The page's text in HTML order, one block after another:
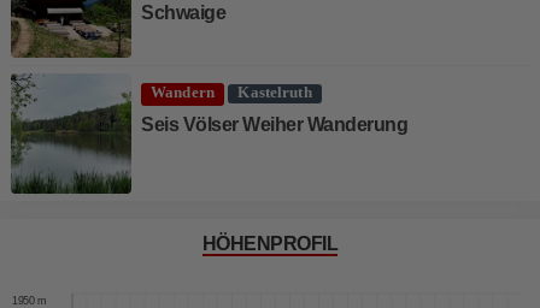
Schwaige
Wandern Kastelruth
Seis Völser Weiher Wanderung
HÖHENPROFIL
1950 m